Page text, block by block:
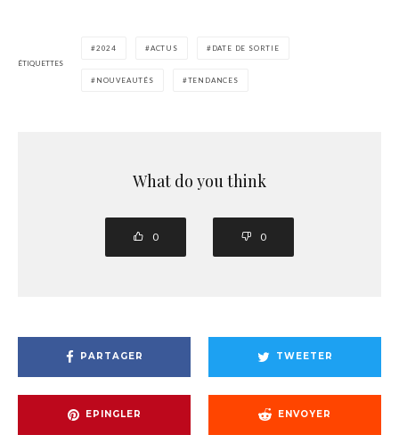
ÉTIQUETTES
2024 ACTUS DATE DE SORTIE
NOUVEAUTÉS TENDANCES
What do you think
0 0
PARTAGER TWEETER
EPINGLER ENVOYER